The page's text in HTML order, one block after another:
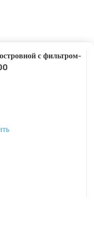
с фильтром-